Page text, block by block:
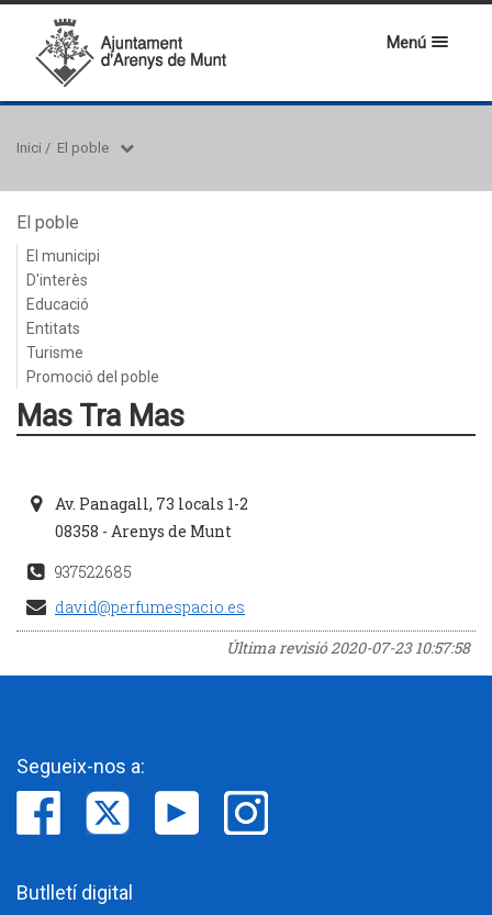
Menú
Inici / El poble
El poble
El municipi
D'interès
Educació
Entitats
Turisme
Promoció del poble
Mas Tra Mas
Av. Panagall, 73 locals 1-2
08358 - Arenys de Munt
937522685
david@perfumespacio.es
Última revisió2020-07-23 10:57:58
Segueix-nos a:
Butlletí digital